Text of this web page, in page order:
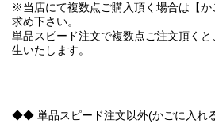
※当店にて複数点ご購入頂く場合は【
求め下さい。
単品スピード注文で複数点ご注文頂く
生いたします。
◆◆ 単品スピード注文以外(かごに入